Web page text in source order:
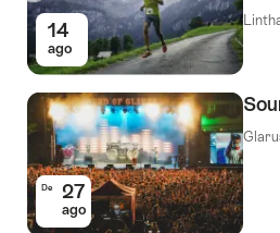
14
ago
De 27
ago